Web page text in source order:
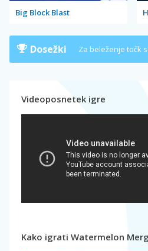
Big Block Blast
Dosežki Za beleženje točk
Videoposnetek igre
Kako igrati Watermelon